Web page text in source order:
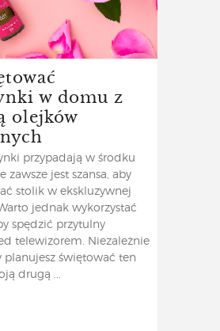
w domu z
olejków
przypadają w środku
zawsze jest szansa, aby
stolik w ekskluzywnej
jednak wykorzystać
spędzić przytulny
telewizorem. Niezależnie
planujesz świętować ten
drugą ...